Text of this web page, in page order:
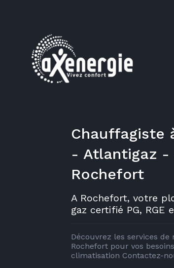
Chauffagiste
- Atlantigaz -
Rochefort
A Rochefort, votre
gaz certifié PG, RGE
Découvrez les services
Rochefort pour vos
climatisation Contactez-